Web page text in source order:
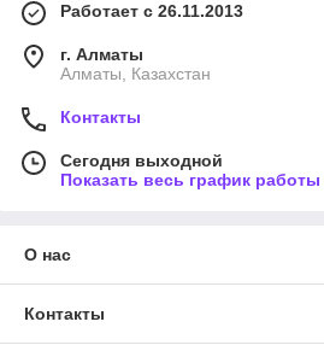
Работает с 26.11.2013
г. Алматы
Алматы, Казахстан
Контакты
Сегодня выходной
Показать весь график работы
О нас
Контакты